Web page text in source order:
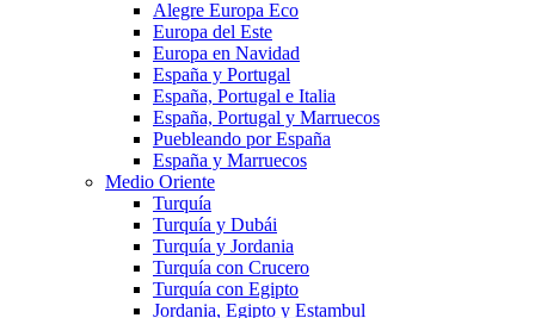
Alegre Europa Eco
Europa del Este
Europa en Navidad
España y Portugal
España, Portugal e Italia
España, Portugal y Marruecos
Puebleando por España
España y Marruecos
Medio Oriente
Turquía
Turquía y Dubái
Turquía y Jordania
Turquía con Crucero
Turquía con Egipto
Jordania, Egipto y Estambul